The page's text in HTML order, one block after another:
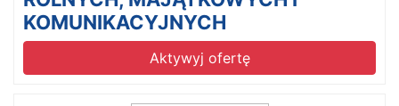
KOMUNIKACYJNYCH
Aktywyj ofertę